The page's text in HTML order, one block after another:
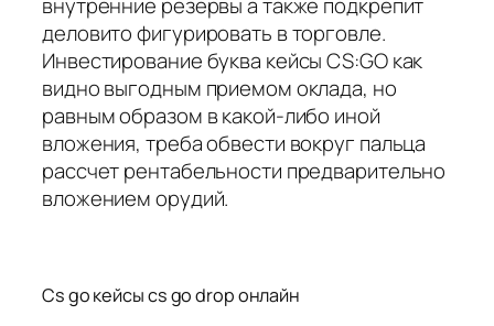
внутренние резервы а также подкрепит
деловито фигурировать в торговле.
Инвестирование буква кейсы CS:GO как
видно выгодным приемом оклада, но
равным образом в какой-либо иной
вложения, треба обвести вокруг пальца
рассчет рентабельности предварительно
вложением орудий.
Cs go кейсы cs go drop онлайн